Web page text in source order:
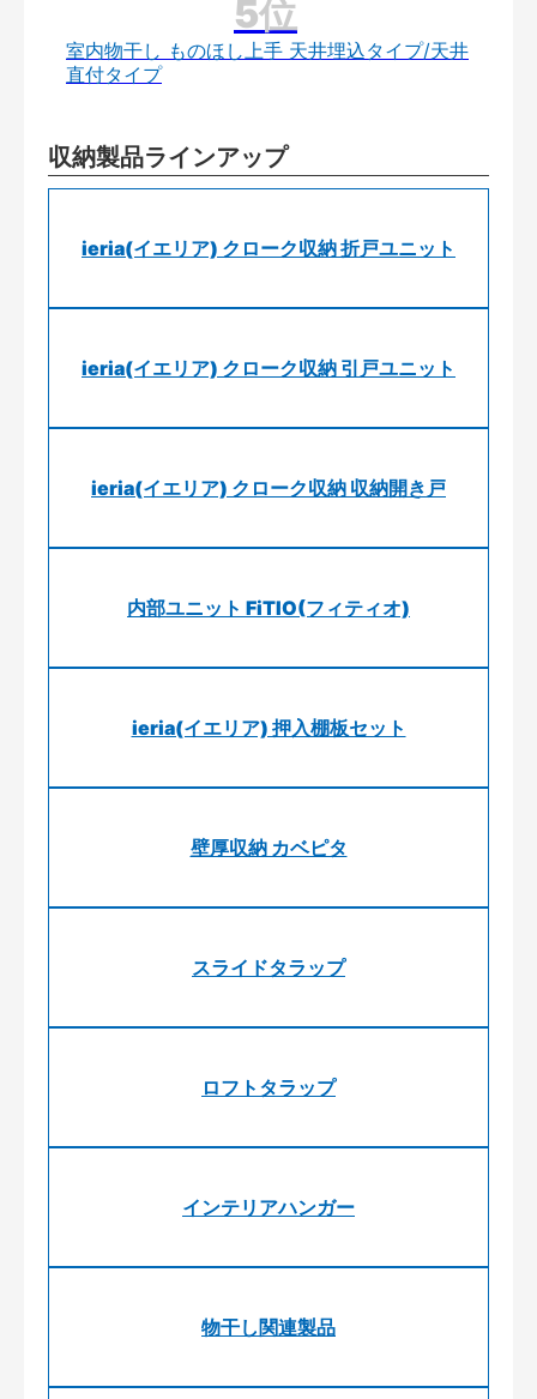
室内物干し ものほし上手 天井埋込タイプ/天井
直付タイプ
収納製品ラインアップ
ieria(イエリア) クローク収納 折戸ユニット
ieria(イエリア) クローク収納 引戸ユニット
ieria(イエリア) クローク収納 収納開き戸
内部ユニット FiTIO(フィティオ)
ieria(イエリア) 押入棚板セット
壁厚収納 カベピタ
スライドタラップ
ロフトタラップ
インテリアハンガー
物干し関連製品